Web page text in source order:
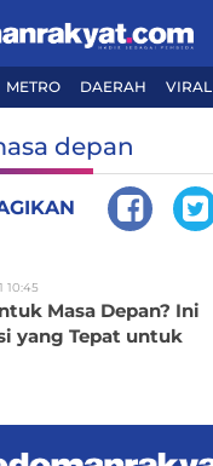
METRO DAERAH VIRAL
depan
10:45
Masa Depan? Ini
yang Tepat untuk